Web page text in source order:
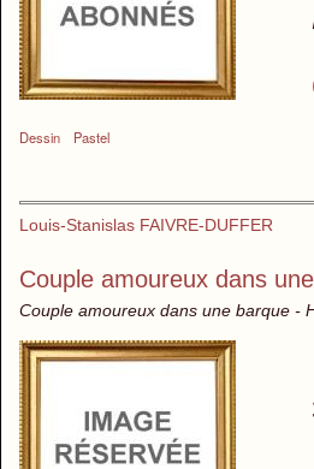
Dessin Pastel
Louis-Stanislas FAIVRE-DUFFER
Couple amoureux dans
Couple amoureux dans une barque -